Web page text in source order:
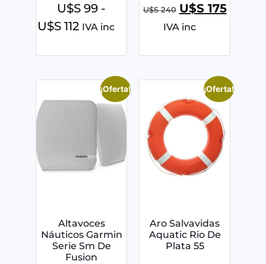
U$S 99 -
U$S 112 IVA inc
U$S240 U$S175
IVA inc
¡Oferta!
Altavoces
Náuticos Garmin
Serie Sm De
Fusion
¡Oferta!
Aro Salvavidas
Aquatic Rio De
Plata 55